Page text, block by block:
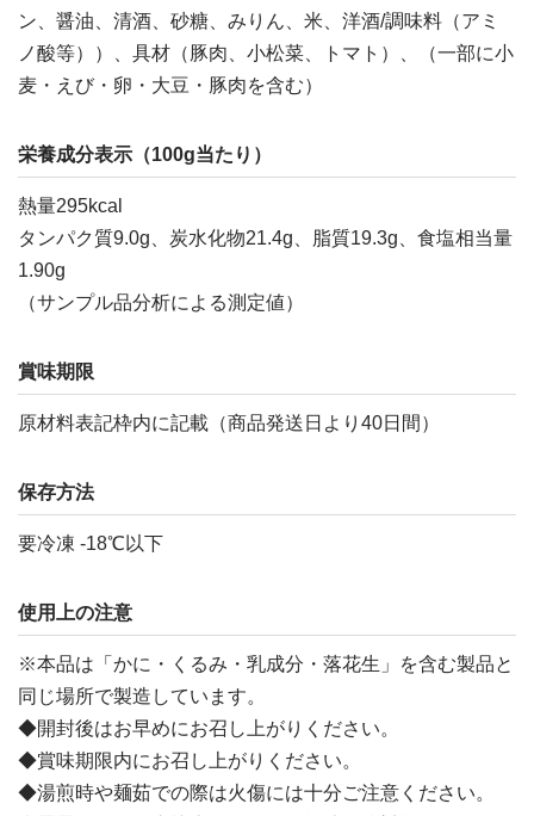
ン、醤油、清酒、砂糖、みりん、米、洋酒/調味料（アミ
ノ酸等））、具材（豚肉、小松菜、トマト）、（一部に小
麦・えび・卵・大豆・豚肉を含む）
栄養成分表示（100g当たり）
熱量295kcal
タンパク質9.0g、炭水化物21.4g、脂質19.3g、食塩相当量
1.90g
（サンプル品分析による測定値）
賞味期限
原材料表記枠内に記載（商品発送日より40日間）
保存方法
要冷凍 -18℃以下
使用上の注意
※本品は「かに・くるみ・乳成分・落花生」を含む製品と
同じ場所で製造しています。
◆開封後はお早めにお召し上がりください。
◆賞味期限内にお召し上がりください。
◆湯煎時や麺茹での際は火傷には十分ご注意ください。